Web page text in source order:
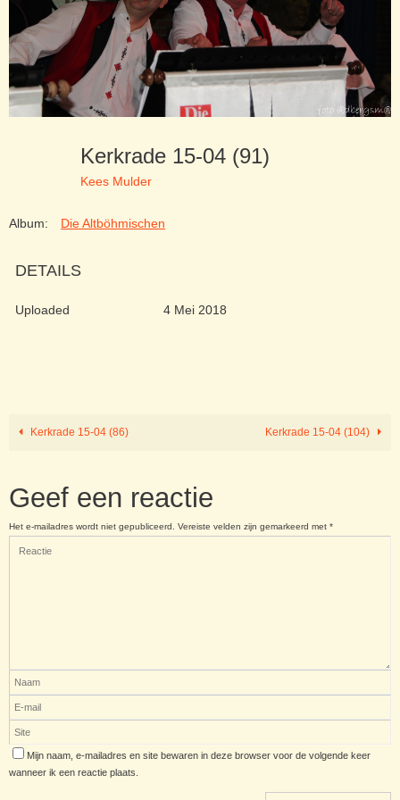
Kerkrade 15-04 (91)
Kees Mulder
Album: Die Altböhmischen
DETAILS
Uploaded 4 Mei 2018
Kerkrade 15-04 (86) Kerkrade 15-04 (104)
Geef een reactie
Het e-mailadres wordt niet gepubliceerd. Vereiste velden zijn gemarkeerd met *
Mijn naam, e-mailadres en site bewaren in deze browser voor de volgende keer
wanneer ik een reactie plaats.